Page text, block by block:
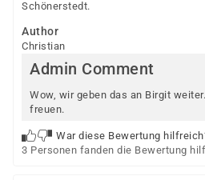
Schönerstedt.
Author
Christian
Admin Comment
Wow, wir geben das an Birgit
freuen.
War diese Bewertung
3 Personen fanden die Bewertung